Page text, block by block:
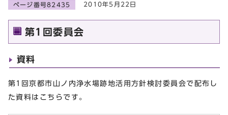
ページ番号82435 2010年5月22日
第1回委員会
資料
第1回京都市山ノ内浄水場跡地活用方針検討委員会で配布し
た資料はこちらです。